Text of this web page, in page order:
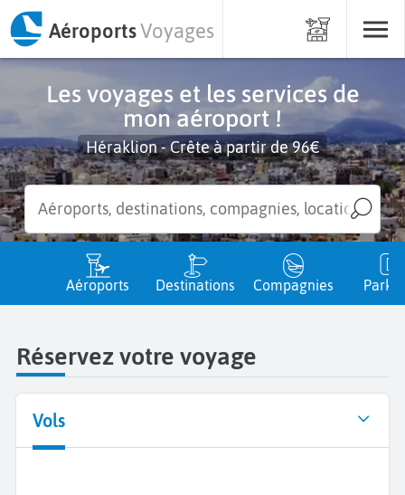
AéroportsVoyages
Les voyages et les services de
mon aéroport !
Héraklion - Crête à partir de 96€
Aéroports Destinations Compagnies
Réservez votre voyage
Vols